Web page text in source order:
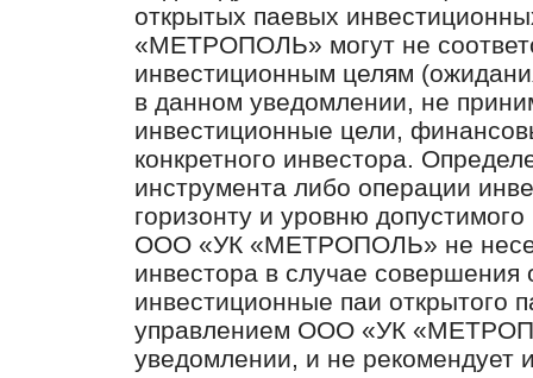
открытых паевых
«МЕТРОПОЛЬ» могут не
инвестиционным целям
в данном уведомлении, не
инвестиционные цели,
конкретного инвестора.
инструмента либо операции
горизонту и уровню
ООО «УК «МЕТРОПОЛЬ» не несет
инвестора в случае
инвестиционные паи открытого
управлением ООО «УК
уведомлении, и не рекомендует